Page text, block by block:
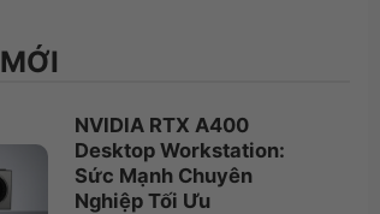
NVIDIA RTX A400
Desktop Workstation:
Sức Mạnh Chuyên
Nghiệp Tối Ưu